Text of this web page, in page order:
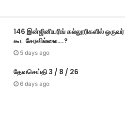
146 இன்ஜினியரிங் கல்லூரிகளில் ஒருவர்
கூட சேரவில்லை….?
5 days ago
தேவசெய்தி 3 / 8 / 26
6 days ago